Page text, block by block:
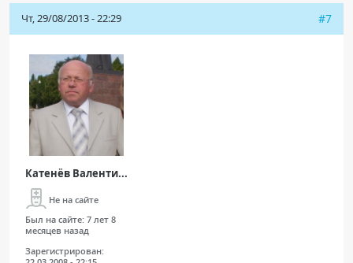
Чт, 29/08/2013 - 22:29 #7
Катенёв Валенти...
Не на сайте
Был на сайте: 7 лет 8
месяцев назад
Зарегистрирован: